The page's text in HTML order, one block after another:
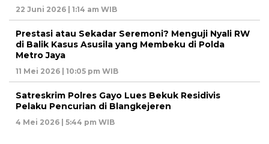
22 Juni 2026 | 1:14 am WIB
Prestasi atau Sekadar Seremoni? Menguji Nyali RW
di Balik Kasus Asusila yang Membeku di Polda
Metro Jaya
11 Mei 2026 | 10:05 pm WIB
Satreskrim Polres Gayo Lues Bekuk Residivis
Pelaku Pencurian di Blangkejeren
4 Mei 2026 | 5:44 pm WIB